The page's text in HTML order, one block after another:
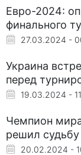
Евро-2024:
финального
27.03.2024 -
Украина
перед
19.03.2024 -
Чемпион
решил
20.02.2024 -